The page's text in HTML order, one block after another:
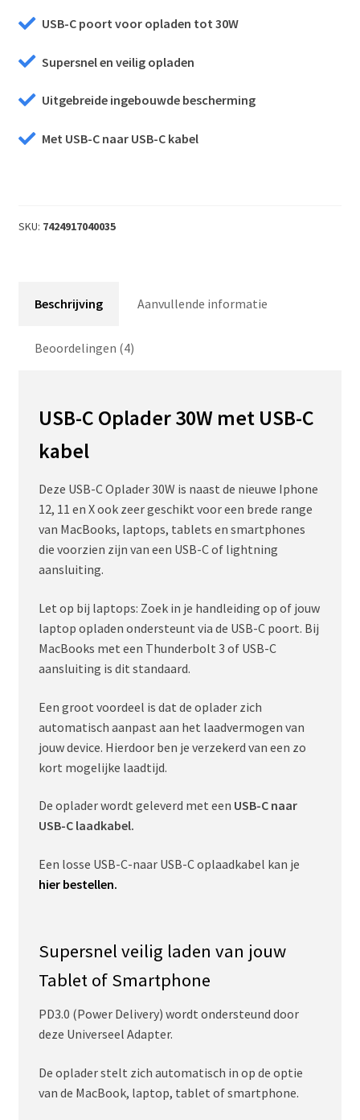
USB-C poort voor opladen tot 30W
Supersnel en veilig opladen
Uitgebreide ingebouwde bescherming
Met USB-C naar USB-C kabel
SKU: 7424917040035
Beschrijving Aanvullende informatie
Beoordelingen (4)
USB-C Oplader 30W met USB-C
kabel
Deze USB-C Oplader 30W is naast de nieuwe Iphone
12, 11 en X ook zeer geschikt voor een brede range
van MacBooks, laptops, tablets en smartphones
die voorzien zijn van een USB-C of lightning
aansluiting.
Let op bij laptops: Zoek in je handleiding op of jouw
laptop opladen ondersteunt via de USB-C poort. Bij
MacBooks met een Thunderbolt 3 of USB-C
aansluiting is dit standaard.
Een groot voordeel is dat de oplader zich
automatisch aanpast aan het laadvermogen van
jouw device. Hierdoor ben je verzekerd van een zo
kort mogelijke laadtijd.
De oplader wordt geleverd met een USB-C naar
USB-C laadkabel.
Een losse USB-C-naar USB-C oplaadkabel kan je
hier bestellen.
Supersnel veilig laden van jouw
Tablet of Smartphone
PD3.0 (Power Delivery) wordt ondersteund door
deze Universeel Adapter.
De oplader stelt zich automatisch in op de optie
van de MacBook, laptop, tablet of smartphone.